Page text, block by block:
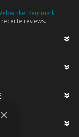
Keurmerk
reviews.
×